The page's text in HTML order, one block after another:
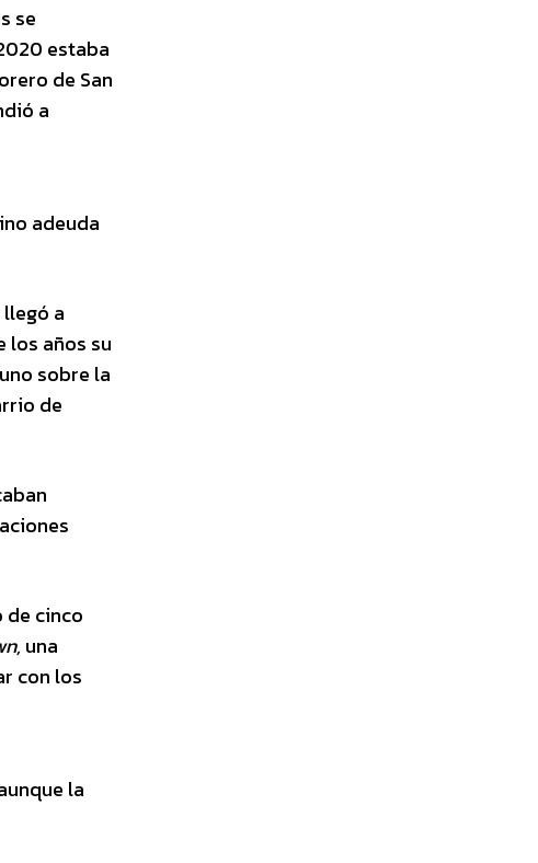
se
estaba
de San
a
adeuda
a
los años su
sobre la
de
de cinco
una
con los
la